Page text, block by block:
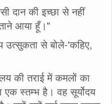
दान की इच्छा से नहीं
आया हूँ।"
उत्सुकता से बोले-'कहिए,
की तराई में कमलों का
स्तम्भ है। वह सूर्योदय